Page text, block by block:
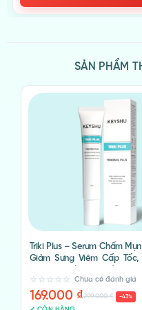
Công thức đặc biệt kết
SẢN PHẨM
Triki Plus – Serum Chấm Mụn
Giảm Sưng Viêm Cấp Tốc,
Chưa có đánh giá
299.000₫
169.000 ₫ -43%